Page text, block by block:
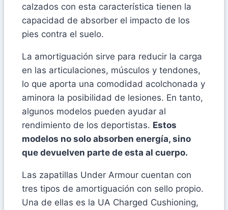
calzados con esta característica tienen la
capacidad de absorber el impacto de los
pies contra el suelo.
La amortiguación sirve para reducir la carga
en las articulaciones, músculos y tendones,
lo que aporta una comodidad acolchonada y
aminora la posibilidad de lesiones. En tanto,
algunos modelos pueden ayudar al
rendimiento de los deportistas. Estos
modelos no solo absorben energía, sino
que devuelven parte de esta al cuerpo.
Las zapatillas Under Armour cuentan con
tres tipos de amortiguación con sello propio.
Una de ellas es la UA Charged Cushioning,